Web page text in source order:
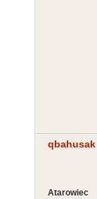
qbahusak
Atarowiec